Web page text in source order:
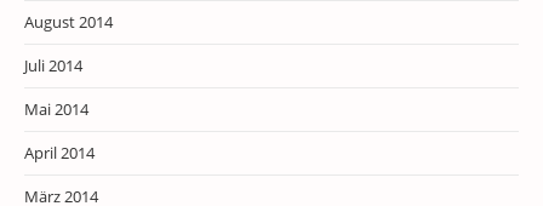
August 2014
Juli 2014
Mai 2014
April 2014
März 2014